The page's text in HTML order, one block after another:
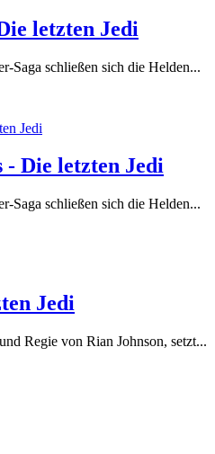
letzten Jedi
Saga schließen sich die Helden...
Die letzten Jedi
Saga schließen sich die Helden...
Jedi
Regie von Rian Johnson, setzt...